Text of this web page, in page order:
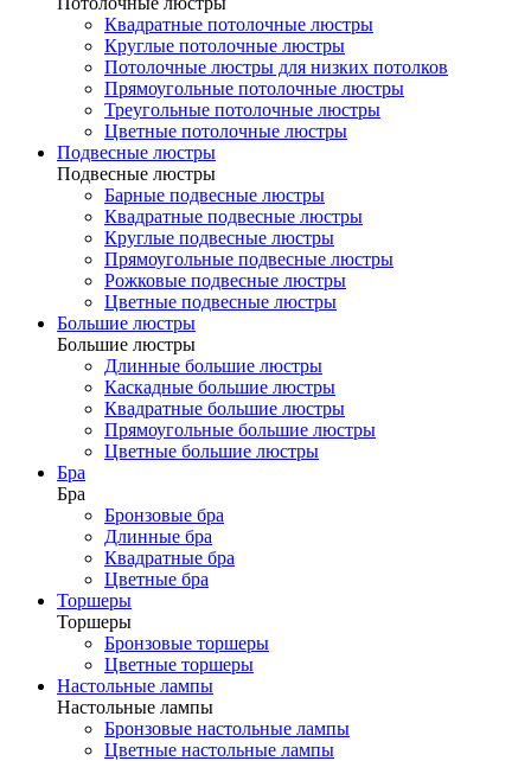
Квадратные потолочные люстры
Круглые потолочные люстры
Потолочные люстры для низких потолков
Прямоугольные потолочные люстры
Треугольные потолочные люстры
Цветные потолочные люстры
Подвесные люстры
Подвесные люстры
Барные подвесные люстры
Квадратные подвесные люстры
Круглые подвесные люстры
Прямоугольные подвесные люстры
Рожковые подвесные люстры
Цветные подвесные люстры
Большие люстры
Большие люстры
Длинные большие люстры
Каскадные большие люстры
Квадратные большие люстры
Прямоугольные большие люстры
Цветные большие люстры
Бра
Бра
Бронзовые бра
Длинные бра
Квадратные бра
Цветные бра
Торшеры
Торшеры
Бронзовые торшеры
Цветные торшеры
Настольные лампы
Настольные лампы
Бронзовые настольные лампы
Цветные настольные лампы